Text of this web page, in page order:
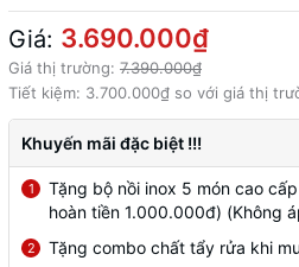
Giá: 3.690.000₫
Giá thị trường: 7.390.000₫
Tiết kiệm: 3.700.000₫ so với giá thị
Khuyến mãi đặc biệt !!!
1
Tặng bộ nồi inox 5 món cao
hoàn tiền 1.000.000đ) (Không
2 Tặng combo chất tẩy rửa khi